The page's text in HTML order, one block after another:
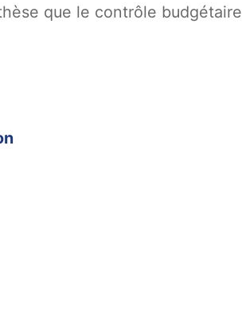
que le contrôle budgétaire